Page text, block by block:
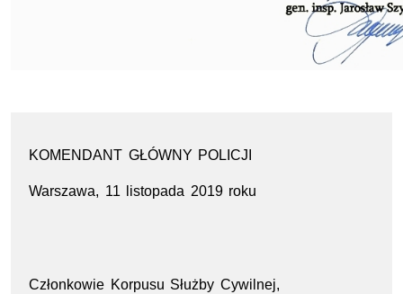
KOMENDANT GŁÓWNY POLICJI
Warszawa, 11 listopada 2019 roku
Członkowie Korpusu Służby Cywilnej,